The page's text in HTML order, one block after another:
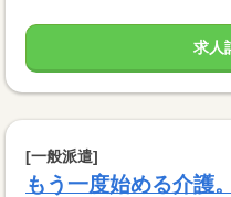
求人
[一般派遣]
もう一度始める介護